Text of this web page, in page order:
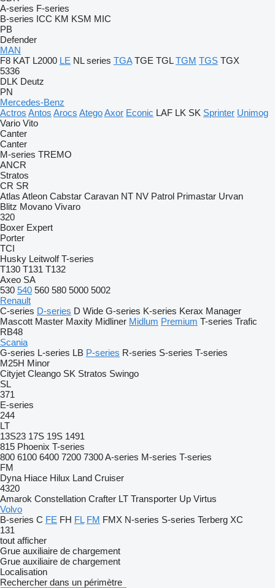
A-series F-series
B-series ICC KM KSM MIC
PB
Defender
MAN
F8 KAT L2000 LE NL series TGA TGE TGL TGM TGS TGX
5336
DLK Deutz
PN
Mercedes-Benz
Actros Antos Arocs AtegoAxor Econic LAF LK SK Sprinter Unimog
Vario Vito
Canter
Canter
M-series TREMO
ANCR
Stratos
CR SR
Atlas Atleon Cabstar Caravan NT NV Patrol Primastar Urvan
Blitz Movano Vivaro
320
Boxer Expert
Porter
TCI
Husky Leitwolf T-series
T130 T131 T132
Axeo SA
530 540 560 580 5000 5002
Renault
C-series D-series D Wide G-series K-series Kerax Manager
Mascott Master Maxity Midliner Midlum Premium T-series Trafic
RB48
Scania
G-series L-series LB P-series R-series S-series T-series
M25H Minor
Cityjet Cleango SK Stratos Swingo
SL
371
E-series
244
LT
13S23 17S 19S 1491
815 Phoenix T-series
800 6100 6400 7200 7300A-series M-series T-series
FM
Dyna Hiace Hilux Land Cruiser
4320
Amarok Constellation Crafter LT Transporter Up Virtus
Volvo
B-series C FE FH FL FM FMX N-series S-series Terberg XC
131
tout afficher
Grue auxiliaire de chargement
Grue auxiliaire de chargement
Localisation
Rechercher dans un périmètre